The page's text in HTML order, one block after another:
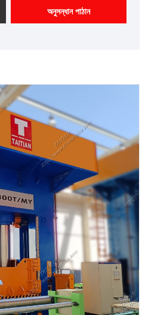
অনুসন্ধান পাঠান